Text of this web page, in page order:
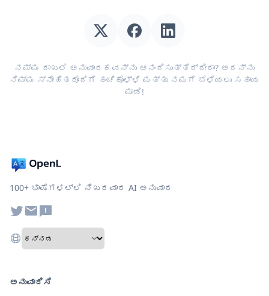
ನಮ್ಮ ದಾಖಲೆ ಅನುವಾದಕವನ್ನು ಆನಂದಿಸುತ್ತಿದ್ದೀರಾ? ಅದನ್ನು
ನಿಮ್ಮ ಸ್ನೇಹಿತರೊಂದಿಗೆ ಹಂಚಿಕೊಳ್ಳಿ ಮತ್ತು ನಮಗೆ ಬೆಳೆಯಲು ಸಹಾಯ
ಮಾಡಿ!
100+ ಭಾಷೆಗಳಲ್ಲಿ ನಿಖರವಾದ AI ಅನುವಾದ
ಅನುವಾದಿಸಿ